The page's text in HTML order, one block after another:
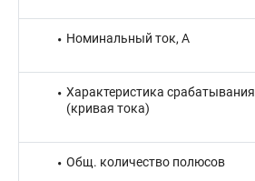
Номинальный ток, А
Характеристика срабатывания
(кривая тока)
Общ. количество полюсов